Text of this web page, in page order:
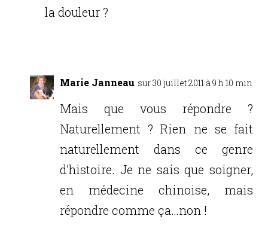
la douleur ?
Marie Janneau sur 30 juillet 2011 à 9 h 10 min
Mais que vous répondre ?
Naturellement ? Rien ne se fait
naturellement dans ce genre
d’histoire. Je ne sais que soigner,
en médecine chinoise, mais
répondre comme ça…non !